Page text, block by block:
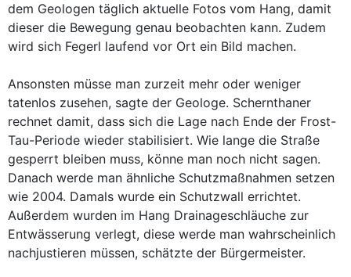
dem Geologen täglich aktuelle Fotos vom Hang, damit
dieser die Bewegung genau beobachten kann. Zudem
wird sich Fegerl laufend vor Ort ein Bild machen.
Ansonsten müsse man zurzeit mehr oder weniger
tatenlos zusehen, sagte der Geologe. Schernthaner
rechnet damit, dass sich die Lage nach Ende der Frost-
Tau-Periode wieder stabilisiert. Wie lange die Straße
gesperrt bleiben muss, könne man noch nicht sagen.
Danach werde man ähnliche Schutzmaßnahmen setzen
wie 2004. Damals wurde ein Schutzwall errichtet.
Außerdem wurden im Hang Drainageschläuche zur
Entwässerung verlegt, diese werde man wahrscheinlich
nachjustieren müssen, schätzte der Bürgermeister.